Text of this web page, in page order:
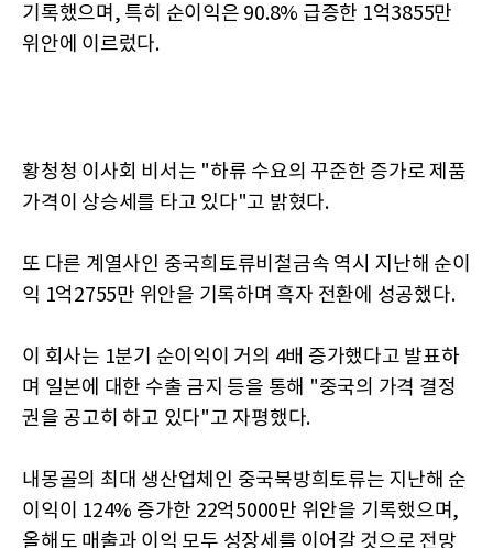
기록했으며, 특히 순이익은 90.8% 급증한 1억3855만
위안에 이르렀다.
황청청 이사회 비서는 "하류 수요의 꾸준한 증가로 제품
가격이 상승세를 타고 있다"고 밝혔다.
또 다른 계열사인 중국희토류비철금속 역시 지난해 순이
익 1억2755만 위안을 기록하며 흑자 전환에 성공했다.
이 회사는 1분기 순이익이 거의 4배 증가했다고 발표하
며 일본에 대한 수출 금지 등을 통해 "중국의 가격 결정
권을 공고히 하고 있다"고 자평했다.
내몽골의 최대 생산업체인 중국북방희토류는 지난해 순
이익이 124% 증가한 22억5000만 위안을 기록했으며,
올해도 매출과 이익 모두 성장세를 이어갈 것으로 전망